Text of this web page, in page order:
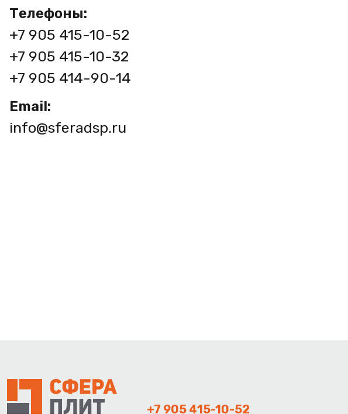
Телефоны:
+7 905 415-10-52
+7 905 415-10-32
+7 905 414-90-14
Email:
info@sferadsp.ru
+7 905 415-10-52